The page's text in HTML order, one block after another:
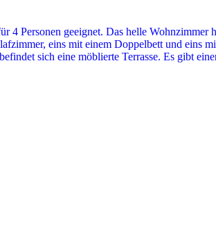
Personen geeignet. Das helle Wohnzimmer
eins mit einem Doppelbett und eins
sich eine möblierte Terrasse. Es gibt